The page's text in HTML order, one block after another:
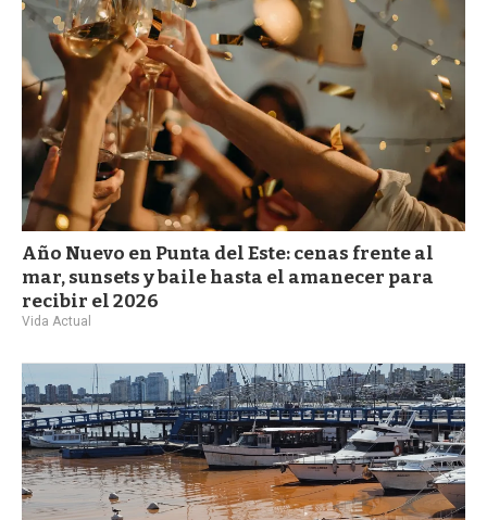
Año Nuevo en Punta del Este: cenas frente al
mar, sunsets y baile hasta el amanecer para
recibir el 2026
Vida Actual